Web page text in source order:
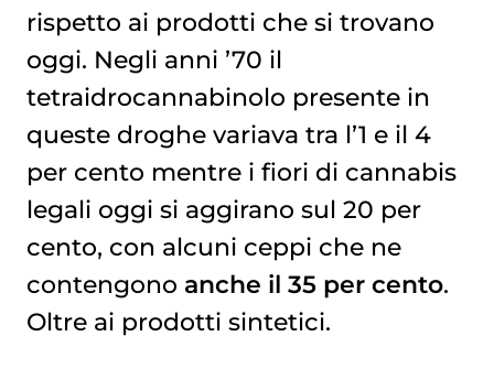
rispetto ai prodotti che si trovano
oggi. Negli anni ’70 il
tetraidrocannabinolo presente in
queste droghe variava tra l’1 e il 4
per cento mentre i fiori di cannabis
legali oggi si aggirano sul 20 per
cento, con alcuni ceppi che ne
contengono anche il 35 per cento.
Oltre ai prodotti sintetici.